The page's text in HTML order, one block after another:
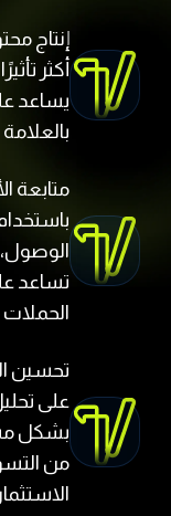
إنتاج
أكثر
يساعد
متابعة
الوصول،
تساعد
الحملات
تحسين
على
بشكل
من